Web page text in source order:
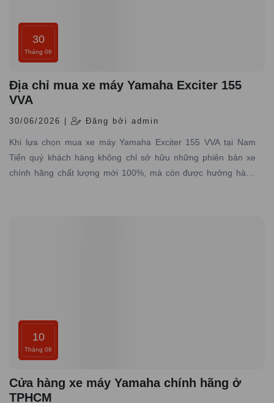
30
Tháng 06
Địa chỉ mua xe máy Yamaha Exciter 155
VVA
30/06/2026 | Đăng bởi admin
Khi lựa chọn mua xe máy Yamaha Exciter 155 VVA tại Nam
Tiến quý khách hàng không chỉ sở hữu những phiên bản xe
chính hãng chất lượng mới 100%, mà còn được hưởng hàng
10
Tháng 06
Cửa hàng xe máy Yamaha chính hãng ở
TPHCM